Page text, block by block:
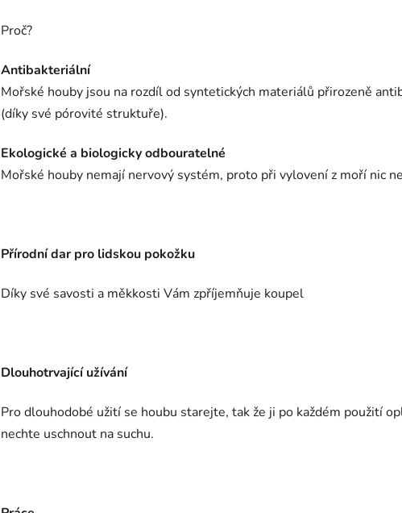
Proč?
Antibakteriální
Mořské houby jsou na rozdíl od syntetických materiálů přirozeně
(díky své pórovité struktuře).
Ekologické a biologicky odbouratelné
Mořské houby nemají nervový systém, proto při vylovení z moří nic
Přírodní dar pro lidskou pokožku
Díky své savosti a měkkosti Vám zpříjemňuje koupel
Dlouhotrvající užívání
Pro dlouhodobé užití se houbu starejte, tak že ji po každém použití
nechte uschnout na suchu.